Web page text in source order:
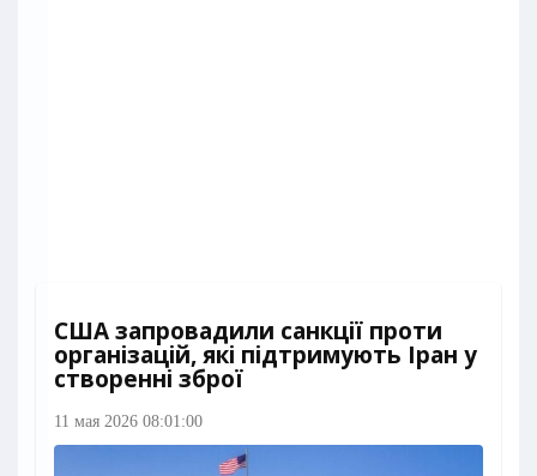
США запровадили санкції проти
організацій, які підтримують Іран у
створенні зброї
11 мая 2026 08:01:00